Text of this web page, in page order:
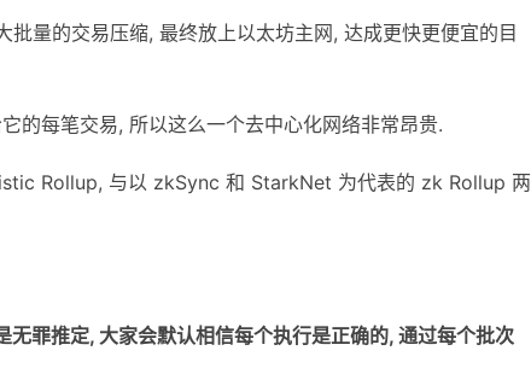
批量的交易压缩, 最终放上以太坊主网, 达成更快更便宜的目
的每笔交易, 所以这么一个去中心化网络非常昂贵.
Rollup, 与以 zkSync 和 StarkNet 为代表的 zk Rollup 两
罪推定, 大家会默认相信每个执行是正确的, 通过每个批次